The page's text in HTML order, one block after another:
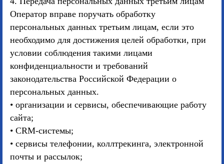
Оператор вправе поручать обработку
персональных данных третьим лицам, если это
необходимо для достижения целей обработки, при
условии соблюдения такими лицами
конфиденциальности и требований
законодательства Российской Федерации о
персональных данных.
• организации и сервисы, обеспечивающие работу
сайта;
• CRM-системы;
• сервисы телефонии, коллтрекинга, электронной
почты и рассылок;